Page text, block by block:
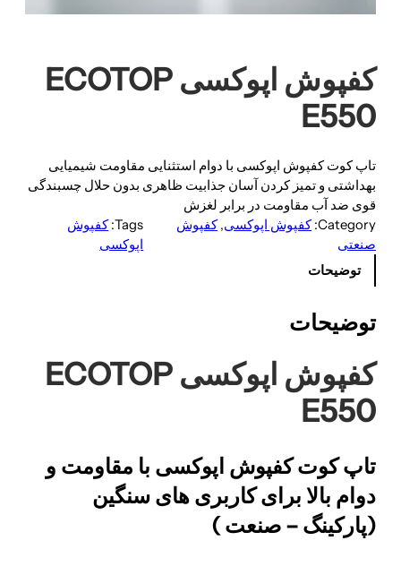
کفپوش اپوکسی ECOTOP
E550
تاپ کوت کفپوش اپوکسی با دوام استثنایی مقاومت شیمیایی
بهداشتی و تمیز کردن آسان جذابیت ظاهری بدون حلال چسبندگی
قوی ضد آب مقاومت در برابر لغزش
Category: کفپوش اپوکسی, کفپوش
صنعتی
Tags: کفپوش
اپوکسی
توضیحات
توضیحات
کفپوش اپوکسی ECOTOP
E550
تاپ کوت کفپوش اپوکسی با مقاومت و
دوام بالا برای کاربری های سنگین
(پارکینگ – صنعت )